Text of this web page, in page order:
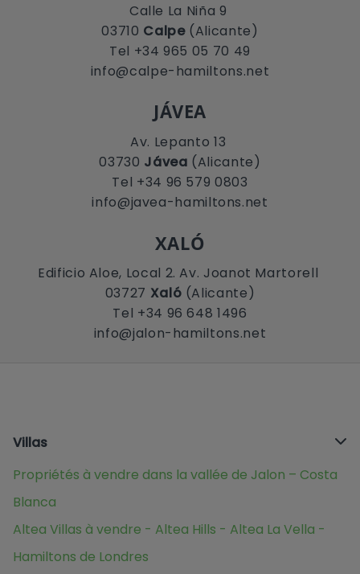
Calle La Niña 9
03710 Calpe(Alicante)
Tel +34 965 05 70 49
info@calpe-hamiltons.net
JÁVEA
Av. Lepanto 13
03730 Jávea (Alicante)
Tel +34 96 579 0803
info@javea-hamiltons.net
XALÓ
Edificio Aloe, Local 2. Av. Joanot Martorell
03727 Xaló (Alicante)
Tel +34 96 648 1496
info@jalon-hamiltons.net
Villas
Propriétés à vendre dans la vallée de Jalon – Costa
Blanca
Altea Villas à vendre - Altea Hills - Altea La Vella -
Hamiltons de Londres